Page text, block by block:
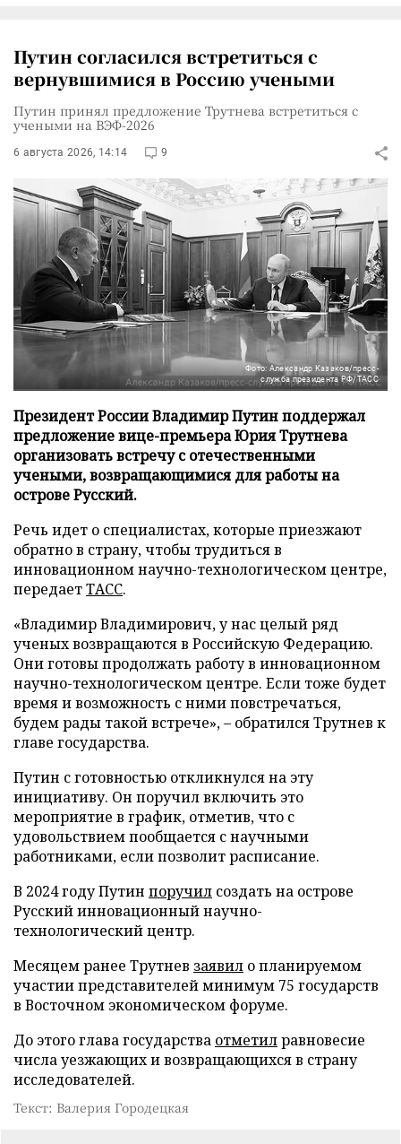
Путин согласился встретиться с
вернувшимися в Россию учеными
Путин принял предложение Трутнева встретиться с
учеными на ВЭФ-2026
6 августа 2026, 14:14 9
Фото: Александр Казаков/пресс-
служба президента РФ/ТАСС
Президент России Владимир Путин поддержал
предложение вице-премьера Юрия Трутнева
организовать встречу с отечественными
учеными, возвращающимися для работы на
острове Русский.
Речь идет о специалистах, которые приезжают
обратно в страну, чтобы трудиться в
инновационном научно-технологическом центре,
передаетТАСС.
«Владимир Владимирович, у нас целый ряд
ученых возвращаются в Российскую Федерацию.
Они готовы продолжать работу в инновационном
научно-технологическом центре. Если тоже будет
время и возможность с ними повстречаться,
будем рады такой встрече», – обратился Трутнев к
главе государства.
Путин с готовностью откликнулся на эту
инициативу. Он поручил включить это
мероприятие в график, отметив, что с
удовольствием пообщается с научными
работниками, если позволит расписание.
В 2024 году Путин поручил создать на острове
Русский инновационный научно-
технологический центр.
Месяцем ранее Трутнев заявил о планируемом
участии представителей минимум 75 государств
в Восточном экономическом форуме.
До этого глава государства отметилравновесие
числа уезжающих и возвращающихся в страну
исследователей.
Текст: Валерия Городецкая